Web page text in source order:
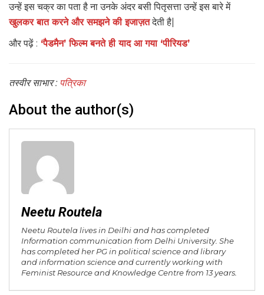
उन्हें इस चक्र का पता है ना उनके अंदर बसी पितृसत्ता उन्हें इस बारे में
खुलकर बात करने और समझने की इजाज़त देती है|
और पढ़ें : ‘पैडमैन’ फिल्म बनते ही याद आ गया ‘पीरियड’
तस्वीर साभार : पत्रिका
About the author(s)
Neetu Routela
Neetu Routela lives in Deilhi and has completed
Information communication from Delhi University. She
has completed her PG in political science and library
and information science and currently working with
Feminist Resource and Knowledge Centre from 13 years.